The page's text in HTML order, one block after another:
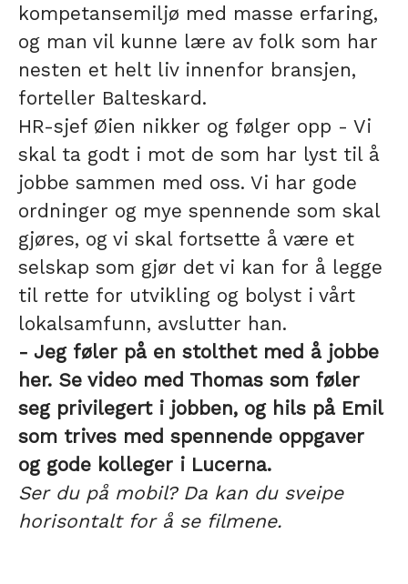
kompetansemiljø med masse erfaring,
og man vil kunne lære av folk som har
nesten et helt liv innenfor bransjen,
forteller Balteskard.
HR-sjef Øien nikker og følger opp - Vi
skal ta godt i mot de som har lyst til å
jobbe sammen med oss. Vi har gode
ordninger og mye spennende som skal
gjøres, og vi skal fortsette å være et
selskap som gjør det vi kan for å legge
til rette for utvikling og bolyst i vårt
lokalsamfunn, avslutter han.
- Jeg føler på en stolthet med å jobbe
her. Se video med Thomas som føler
seg privilegert i jobben, og hils på Emil
som trives med spennende oppgaver
og gode kolleger i Lucerna.
Ser du på mobil? Da kan du sveipe
horisontalt for å se filmene.